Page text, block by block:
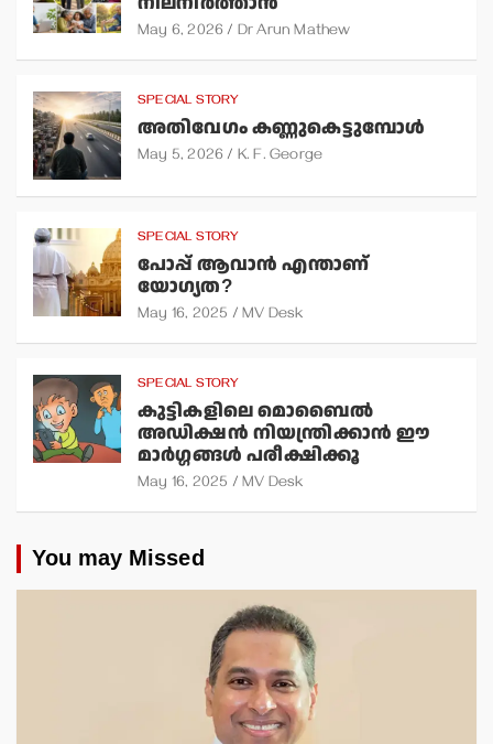
May 6, 2026 Dr Arun Mathew
SPECIAL STORY
അതിവേഗം കണ്ണുകെട്ടുമ്പോള്‍
May 5, 2026 K. F. George
SPECIAL STORY
പോപ്പ് ആവാന്‍ എന്താണ്
യോഗ്യത?
May 16, 2025 MV Desk
SPECIAL STORY
കുട്ടികളിലെ മൊബൈല്‍
അഡിക്ഷന്‍ നിയന്ത്രിക്കാന്‍ ഈ
മാര്‍ഗ്ഗങ്ങള്‍ പരീക്ഷിക്കൂ
May 16, 2025 MV Desk
You may Missed